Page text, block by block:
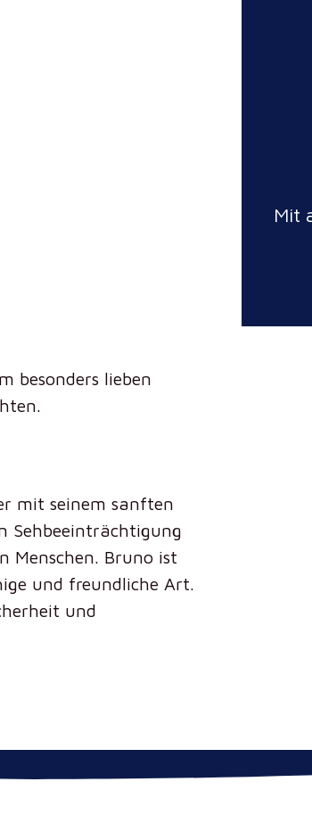
besonders lieben
mit seinem sanften
Sehbeeinträchtigung
Menschen. Bruno ist
und freundliche Art.
und
Mit